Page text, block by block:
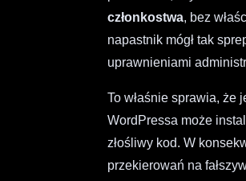
członkostwa, bez
napastnik mógł tak
uprawnieniami
To właśnie sprawia, że
WordPressa może
złośliwy kod. W
przekierowań na